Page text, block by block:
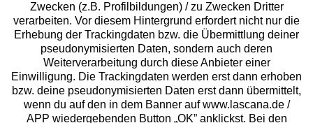
Beratung
Über uns
Rechtliches
Zwecken (z.B. Profilbildungen) / zu Zwecken Dritter
verarbeiten. Vor diesem Hintergrund erfordert nicht nur die
Erhebung der Trackingdaten bzw. die Übermittlung deiner
pseudonymisierten Daten, sondern auch deren
Weiterverarbeitung durch diese Anbieter einer
Einwilligung. Die Trackingdaten werden erst dann erhoben
bzw. deine pseudonymisierten Daten erst dann übermittelt,
wenn du auf den in dem Banner auf www.lascana.de /
APP wiedergebenden Button „OK” anklickst. Bei den